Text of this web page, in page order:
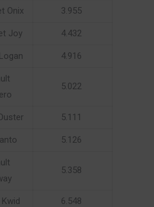
Onix 3.955
Joy 4.432
4.916
5.022
5.111
5.126
5.358
6.548